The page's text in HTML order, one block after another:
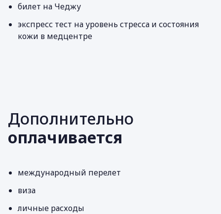
билет на Чеджу
экспресс тест на уровень стресса и состояния
кожи в медцентре
Дополнительно
оплачивается
международный перелет
виза
личные расходы